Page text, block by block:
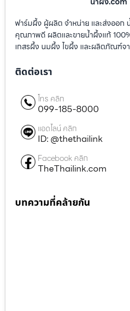
ฟาร์มผึ้ง ผู้ผลิต จำหน่าย และส่งออก
คุณภาพดี ผลิตและขายน้ำผึ้งแท้
เกสรผึ้ง นมผึ้ง ไขผึ้ง และผลิตภัณฑ์จ
ติดต่อเรา
โทร คลิก
099-185-8000
แอดไลน์ คลิก
ID: @thethailink
Facebook คลิก
TheThailink.com
บทความที่คล้ายกัน